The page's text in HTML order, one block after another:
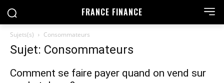
FRANCE FINANCE
Sujets(s) Consommateurs
Sujet: Consommateurs
Comment se faire payer quand on vend sur